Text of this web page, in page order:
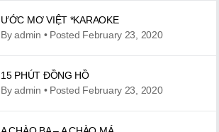
ƯỚC MƠ VIỆT *KARAOKE
By admin • Posted February 23, 2020
15 PHÚT ĐỒNG HỒ
By admin • Posted February 23, 2020